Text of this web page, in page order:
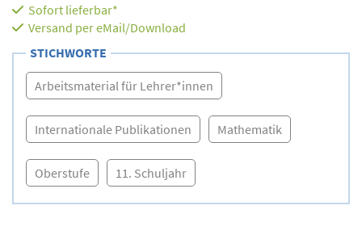
Sofort lieferbar*
Versand per eMail/Download
STICHWORTE
Arbeitsmaterial für Lehrer*innen
Internationale Publikationen Mathematik
Oberstufe 11. Schuljahr